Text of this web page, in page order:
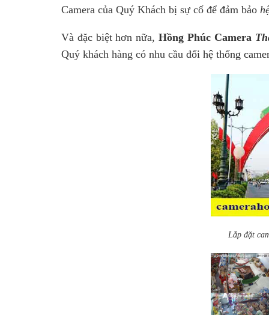
Camera của Quý Khách bị sự cố để đảm bảo
Và đặc biệt hơn nữa,Hồng Phúc Camera
Quý khách hàng có nhu cầu đổi hệ thống
Lắp đặt